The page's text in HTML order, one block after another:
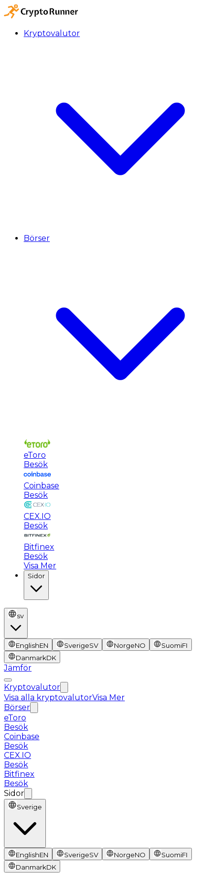
Kryptovalutor
Börser
eToro
Besök
Coinbase
Besök
CEX.IO
Besök
Bitfinex
Besök
Visa Mer
Sidor
sv
EnglishEN SverigeSV NorgeNO SuomiFI
DanmarkDK
Jämför
Kryptovalutor
Visa alla kryptovalutorVisa Mer
Börser
eToro
Besök
Coinbase
Besök
CEX.IO
Besök
Bitfinex
Besök
Sidor
Sverige
EnglishEN SverigeSV NorgeNO SuomiFI
DanmarkDK